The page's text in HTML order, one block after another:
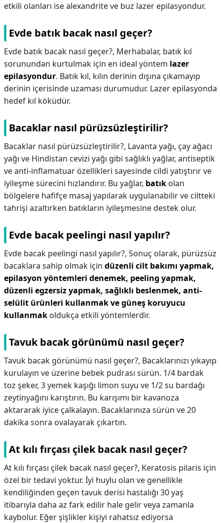
etkili olanları ise alexandrite ve buz lazer epilasyondur.
Evde batık bacak nasıl geçer?
Evde batık bacak nasıl geçer?, Merhabalar, batık kıl
sorunundan kurtulmak için en ideal yöntem lazer
epilasyondur. Batık kıl, kılın derinin dışına çıkamayıp
derinin içerisinde uzaması durumudur. Lazer epilasyonda
hedef kıl köküdür.
Bacaklar nasıl pürüzsüzleştirilir?
Bacaklar nasıl pürüzsüzleştirilir?, Lavanta yağı, çay ağacı
yağı ve Hindistan cevizi yağı gibi sağlıklı yağlar, antiseptik
ve anti-inflamatuar özellikleri sayesinde cildi yatıştırır ve
iyileşme sürecini hızlandırır. Bu yağlar, batık olan
bölgelere hafifçe masaj yapılarak uygulanabilir ve ciltteki
tahrişi azaltırken batıkların iyileşmesine destek olur.
Evde bacak peelingi nasıl yapılır?
Evde bacak peelingi nasıl yapılır?, Sonuç olarak, pürüzsüz
bacaklara sahip olmak için düzenli cilt bakımı yapmak,
epilasyon yöntemleri denemek, peeling yapmak,
düzenli egzersiz yapmak, sağlıklı beslenmek, anti-
selülit ürünleri kullanmak ve güneş koruyucu
kullanmak oldukça etkili yöntemlerdir.
Tavuk bacak görünümü nasıl geçer?
Tavuk bacak görünümü nasıl geçer?, Bacaklarınızı yıkayıp
kurulayın ve üzerine bebek pudrası sürün. 1/4 bardak
toz şeker, 3 yemek kaşığı limon suyu ve 1/2 su bardağı
zeytinyağını karıştırın. Bu karışımı bir kavanoza
aktararak iyice çalkalayın. Bacaklarınıza sürün ve 20
dakika sonra ovalayarak çıkartın.
At kılı fırçası çilek bacak nasıl geçer?
At kılı fırçası çilek bacak nasıl geçer?, Keratosis pilaris için
özel bir tedavi yoktur. İyi huylu olan ve genellikle
kendiliğinden geçen tavuk derisi hastalığı 30 yaş
itibarıyla daha az fark edilir hale gelir veya zamanla
kaybolur. Eğer şişlikler kişiyi rahatsız ediyorsa